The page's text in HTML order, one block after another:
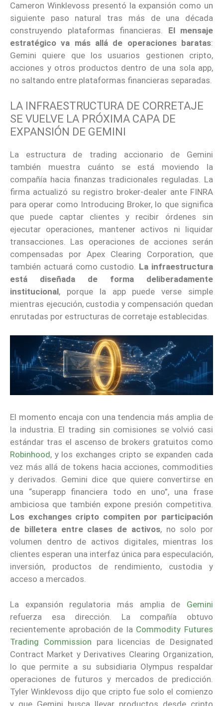
Cameron Winklevoss presentó la expansión como un
siguiente paso natural tras más de una década
construyendo plataformas financieras. El mensaje
estratégico va más allá de operaciones baratas:
Gemini quiere que los usuarios gestionen cripto,
acciones y otros productos dentro de una sola app,
no saltando entre plataformas financieras separadas.
LA INFRAESTRUCTURA DE CORRETAJE
SE VUELVE LA PRÓXIMA CAPA DE
EXPANSIÓN DE GEMINI
La estructura de trading accionario de Gemini
también muestra cuánto se está moviendo la
compañía hacia finanzas tradicionales reguladas. La
firma actualizó su registro broker-dealer ante FINRA
para operar como Introducing Broker, lo que significa
que puede captar clientes y recibir órdenes sin
ejecutar operaciones, mantener activos ni liquidar
transacciones. Las operaciones de acciones serán
compensadas por Apex Clearing Corporation, que
también actuará como custodio. La infraestructura
está diseñada de forma deliberadamente
institucional, porque la app puede verse simple
mientras ejecución, custodia y compensación quedan
enrutadas por estructuras de corretaje establecidas.
El momento encaja con una tendencia más amplia de
la industria. El trading sin comisiones se volvió casi
estándar tras el ascenso de brokers gratuitos como
Robinhood, y los exchanges cripto se expanden cada
vez más allá de tokens hacia acciones, commodities
y derivados. Gemini dice que quiere convertirse en
una “superapp financiera todo en uno”, una frase
ambiciosa que también expone presión competitiva.
Los exchanges cripto compiten por participación
de billetera entre clases de activos, no solo por
volumen dentro de activos digitales, mientras los
clientes esperan una interfaz única para especulación,
inversión, productos de rendimiento, custodia y
acceso a mercados.
La expansión regulatoria más amplia de Gemini
refuerza esa dirección. La compañía obtuvo
recientemente aprobación de la Commodity Futures
Trading Commission para licencias de Designated
Contract Market y Derivatives Clearing Organization,
lo que permite a su subsidiaria Olympus respaldar
operaciones de futuros y mercados de predicción.
Tyler Winklevoss dijo que cripto fue solo el comienzo
y que Gemini busca llevar productos desde cripto